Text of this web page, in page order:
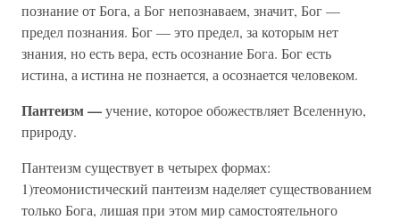
познание от Бога, а Бог непознаваем, значит, Бог —
предел познания. Бог — это предел, за которым нет
знания, но есть вера, есть осознание Бога. Бог есть
истина, а истина не познается, а осознается человеком.
Пантеизм —учение, которое обожествляет Вселенную,
природу.
Пантеизм существует в четырех формах:
1)теомонистический пантеизм наделяет существованием
только Бога, лишая при этом мир самостоятельного